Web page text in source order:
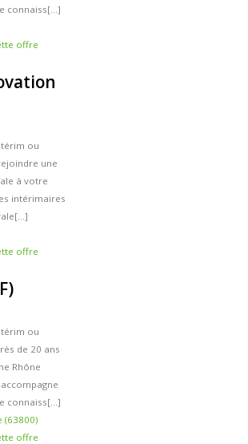
connaiss[...]
offre
ou
une
à votre
intérimaires
offre
ou
de 20 ans
Rhône
connaiss[...]
(63800)
offre